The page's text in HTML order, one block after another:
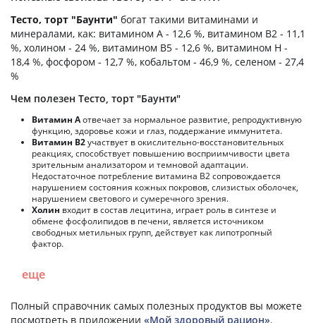
Тесто, торт "Баунти" богат такими витаминами и
минералами, как: витамином А - 12,6 %, витамином B2 - 11,1
%, холином - 24 %, витамином B5 - 12,6 %, витамином H -
18,4 %, фосфором - 12,7 %, кобальтом - 46,9 %, селеном - 27,4
%
Чем полезен Тесто, торт "Баунти"
Витамин Аотвечает за нормальное развитие, репродуктивную
функцию, здоровье кожи и глаз, поддержание иммунитета.
Витамин В2участвует в окислительно-восстановительных
реакциях, способствует повышению восприимчивости цвета
зрительным анализатором и темновой адаптации.
Недостаточное потребление витамина В2 сопровождается
нарушением состояния кожных покровов, слизистых оболочек,
нарушением светового и сумеречного зрения.
Холин входит в состав лецитина, играет роль в синтезе и
обмене фосфолипидов в печени, является источником
свободных метильных групп, действует как липотропный
фактор.
еще
Полный справочник самых полезных продуктов вы можете
посмотреть в приложении «Мой здоровый рацион».